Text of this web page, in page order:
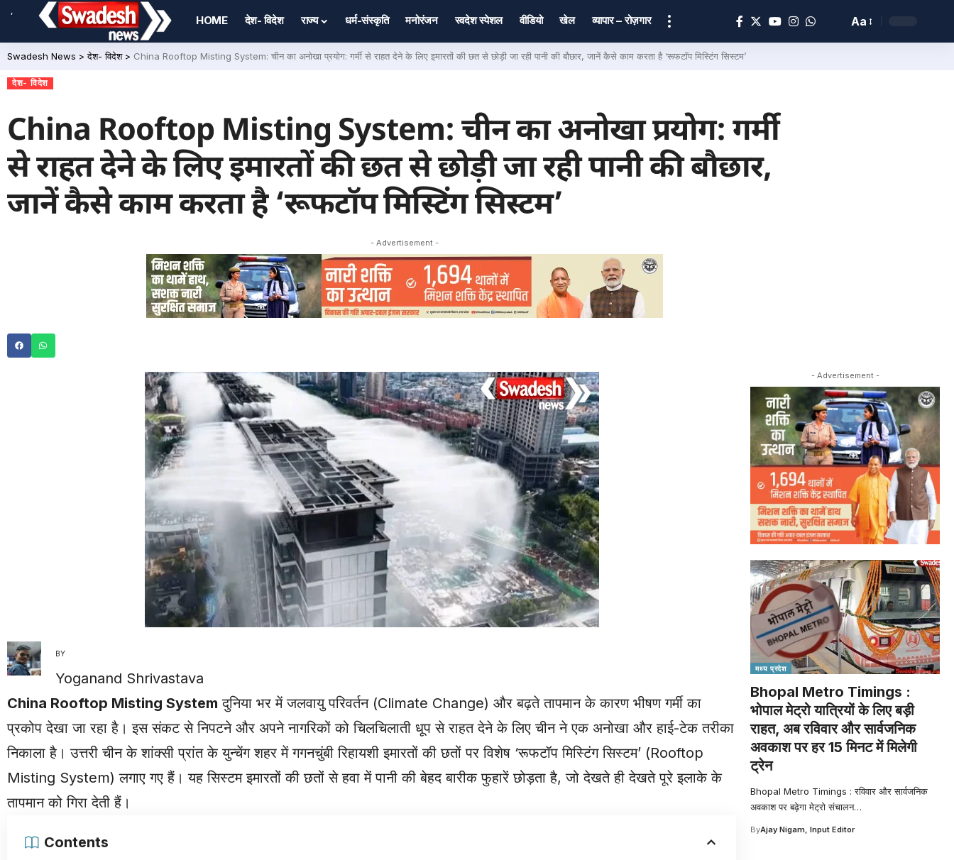
,
HOME देश- विदेश राज्य धर्म-संस्कृति मनोरंजन स्वदेश स्पेशल वीडियो खेल व्यापार – रोज़गार Aa
Swadesh News >देश- विदेश> China Rooftop Misting System: चीन का अनोखा प्रयोग: गर्मी से राहत देने के लिए इमारतों की छत से छोड़ी जा रही पानी की बौछार, जानें कैसे काम करता है ‘रूफटॉप मिस्टिंग सिस्टम’
देश- विदेश
China Rooftop Misting System: चीन का अनोखा प्रयोग: गर्मी
से राहत देने के लिए इमारतों की छत से छोड़ी जा रही पानी की बौछार,
जानें कैसे काम करता है ‘रूफटॉप मिस्टिंग सिस्टम’
- Advertisement -
BY
Yoganand Shrivastava
China Rooftop Misting System दुनिया भर में जलवायु परिवर्तन (Climate Change) और बढ़ते तापमान के कारण भीषण गर्मी का
प्रकोप देखा जा रहा है। इस संकट से निपटने और अपने नागरिकों को चिलचिलाती धूप से राहत देने के लिए चीन ने एक अनोखा और हाई-टेक तरीका
निकाला है। उत्तरी चीन के शांक्सी प्रांत के युन्चेंग शहर में गगनचुंबी रिहायशी इमारतों की छतों पर विशेष ‘रूफटॉप मिस्टिंग सिस्टम’ (Rooftop
Misting System) लगाए गए हैं। यह सिस्टम इमारतों की छतों से हवा में पानी की बेहद बारीक फुहारें छोड़ता है, जो देखते ही देखते पूरे इलाके के
तापमान को गिरा देती हैं।
Contents
- Advertisement -
मध्य प्रदेश
Bhopal Metro Timings :
भोपाल मेट्रो यात्रियों के लिए बड़ी
राहत, अब रविवार और सार्वजनिक
अवकाश पर हर 15 मिनट में मिलेगी
ट्रेन
Bhopal Metro Timings : रविवार और सार्वजनिक
अवकाश पर बढ़ेगा मेट्रो संचालन…
ByAjay Nigam, Input Editor